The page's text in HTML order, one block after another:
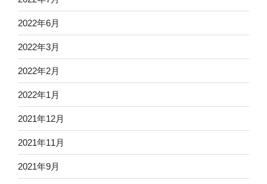
2022年6月
2022年3月
2022年2月
2022年1月
2021年12月
2021年11月
2021年9月